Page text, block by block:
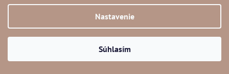
Nastavenie
Súhlasím
Leopardie rifle Kiara
€7
€48,90 (–85 %)